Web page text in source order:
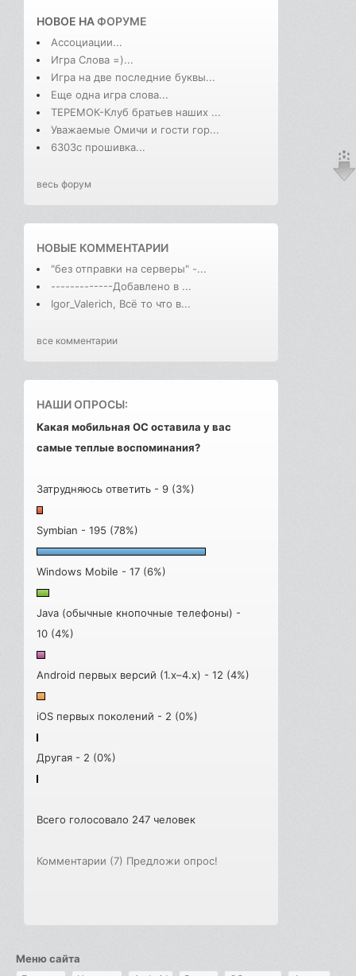
НОВОЕ НАФОРУМЕ
Ассоциации...
Игра Слова =)...
Игра на две последние буквы...
Еще одна игра слова...
ТЕРЕМОК-Клуб братьев наших ...
Уважаемые Омичи и гости гор...
6303с прошивка...
весь форум
НОВЫЕ КОММЕНТАРИИ
"без отправки на серверы" -...
-------------Добавлено в ...
Igor_Valerich, Всё то что в...
все комментарии
НАШИ ОПРОСЫ:
Какая мобильная ОС оставила у вас
самые теплые воспоминания?
Затрудняюсь ответить - 9 (3%)
Symbian - 195 (78%)
Windows Mobile - 17 (6%)
Java (обычные кнопочные телефоны) -
10 (4%)
Android первых версий (1.x–4.x) - 12 (4%)
iOS первых поколений - 2 (0%)
Другая - 2 (0%)
Всего голосовало 247 человек
Комментарии (7) Предложи опрос!
Меню сайта